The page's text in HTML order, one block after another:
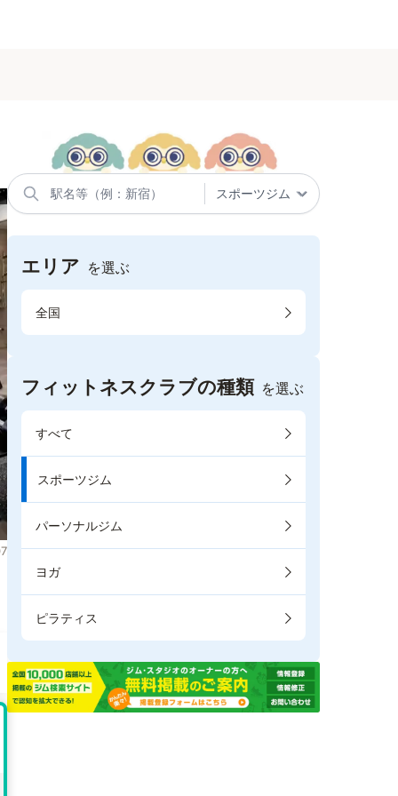
エリア を選ぶ
全国
フィットネスクラブの種類 を選ぶ
すべて
スポーツジム
パーソナルジム
ヨガ
ピラティス